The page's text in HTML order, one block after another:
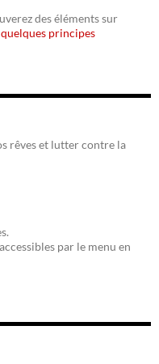
des éléments sur
quelques principes
rêves et lutter contre la
par le menu en